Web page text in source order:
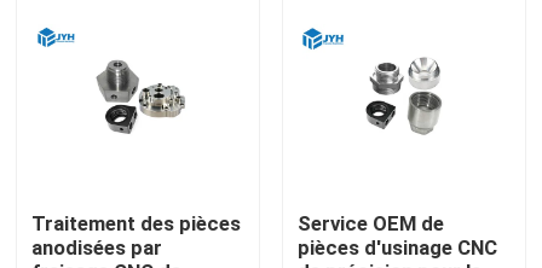
Traitement des pièces
anodisées par
Service OEM de
pièces d'usinage CNC